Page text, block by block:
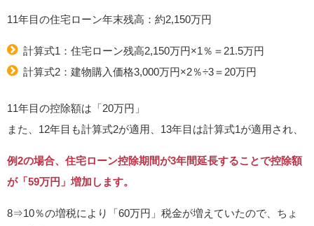
11年目の住宅ローン年末残高：約2,150万円
計算式1：住宅ローン残高2,150万円×1％＝21.5万円
計算式2：建物購入価格3,000万円×2％÷3＝20万円
11年目の控除額は「20万円」
また、12年目も計算式2が適用、13年目は計算式1が適用され、
例2の場合、住宅ローン控除期間が3年間延長することで控除額
が「59万円」増加します。
8⇒10％の増税により「60万円」税金が増えていたので、ちょ